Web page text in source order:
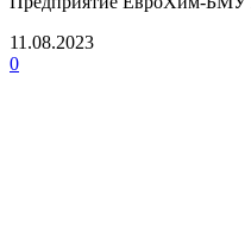
11.08.2023
0